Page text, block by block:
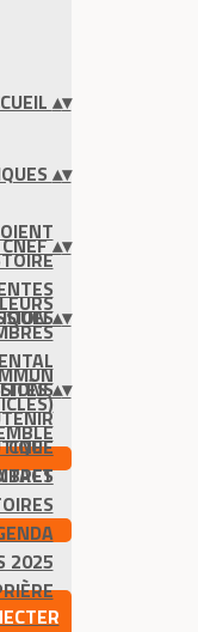
▴▾
▴▾
▴▾
▴▾
▴▾
CNEF
2025